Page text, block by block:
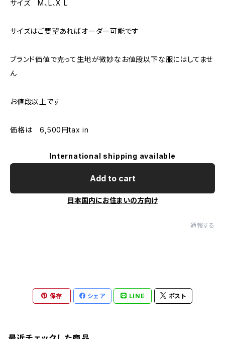
サイズ M、L、X L
サイズはご要望あればオーダー可能です
ブランド価値で売って生地が微妙なお値段以下な服にはしてませ
ん
お値段以上です
価格は 6,500円tax in
International shipping available
Add to cart
日本国内にお住まいの方向け
通報する
保存 シェア LINE ポスト